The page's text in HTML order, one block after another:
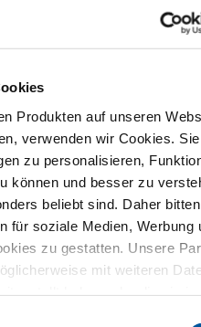
Produkten auf unseren
verwenden wir Cookies. Sie
zu personalisieren,
können und besser zu
beliebt sind. Daher
für soziale Medien, Werbung
zu gestatten. Unsere
mit weiteren
Dateien wie ein Foto oder
3 Dateien).